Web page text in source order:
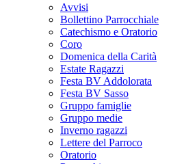
Avvisi
Bollettino Parrocchiale
Catechismo e Oratorio
Coro
Domenica della Carità
Estate Ragazzi
Festa BV Addolorata
Festa BV Sasso
Gruppo famiglie
Gruppo medie
Inverno ragazzi
Lettere del Parroco
Oratorio